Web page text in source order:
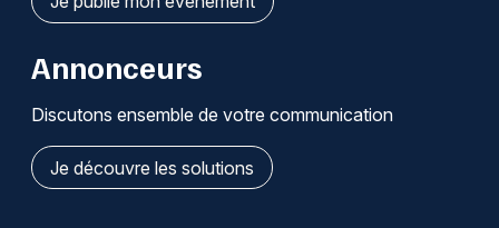
Annonceurs
Discutons ensemble de votre communication
Je découvre les solutions